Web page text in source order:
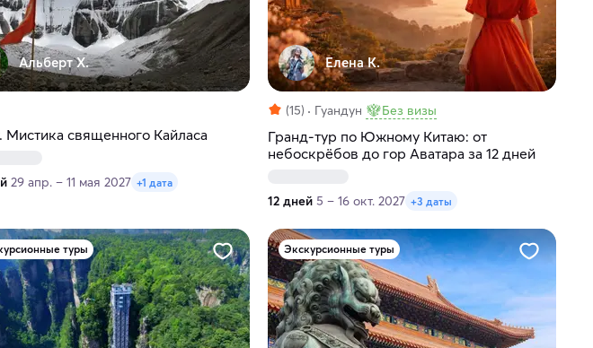
Альберт Х.
Мистика священного Кайласа
29 апр. – 11 мая 2027 +1 дата
Елена К.
(15) Гуандун Без визы
Гранд-тур по Южному Китаю: от
небоскрёбов до гор Аватара за 12 дней
12 дней 5 – 16 окт. 2027 +3 даты
туры Экскурсионные туры